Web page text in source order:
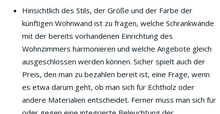
Hinsichtlich des Stils, der Größe und der Farbe der
künftigen Wohnwand ist zu fragen, welche Schrankwände
mit der bereits vorhandenen Einrichtung des
Wohnzimmers harmonieren und welche Angebote gleich
ausgeschlossen werden können. Sicher spielt auch der
Preis, den man zu bezahlen bereit ist, eine Frage, wenn
es etwa darum geht, ob man sich für Echtholz oder
andere Materialien entscheidet. Ferner muss man sich für